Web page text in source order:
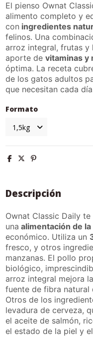
El pienso Ownat
alimento completo y
con ingredientes
felinos. Una
arroz integral, frutas y
aporte de vitaminas y
óptima. La receta
de los gatos adultos
que necesitan cada
Formato
Descripción
Ownat Classic Daily
una alimentación de
económico. Utiliza un
fresco, y otros
manzanas. El pollo
biológico,
arroz integral mejora
fuente de fibra natural
Otros de los
levadura de cerveza,
el aceite de salmón,
el estado de la piel y